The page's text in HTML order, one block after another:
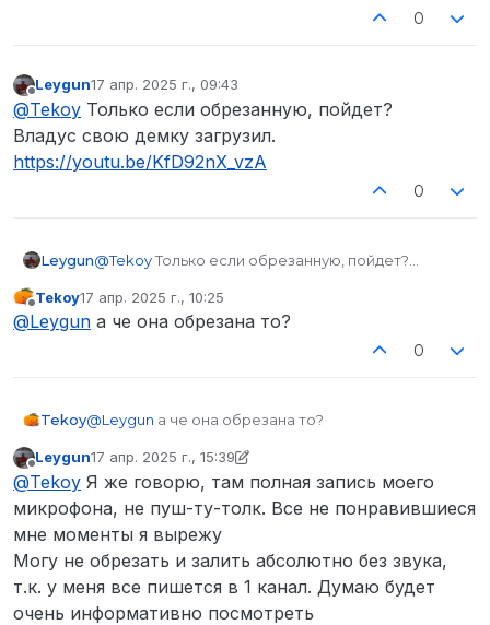
0
Не в сети
Leygun17 апр. 2025 г., 09:43
отредактировано
@Tekoy Только если обрезанную, пойдет?
Владус свою демку загрузил.
https://youtu.be/KfD92nX_vzA
0
Leygun@TekoyТолько если обрезанную, пойдет?
https://youtu.be/KfD92nX_vzA
Не в сети
Tekoy17 апр. 2025 г., 10:25
отредактировано
@Leygun а че она обрезана то?
0
Tekoy@Leygun а че она обрезана то?
Не в сети
Leygun17 апр. 2025 г., 15:39
отредактировано Leygun
@Tekoy Я же говорю, там полная запись моего
микрофона, не пуш-ту-толк. Все не понравившиеся
мне моменты я вырежу
Могу не обрезать и залить абсолютно без звука,
т.к. у меня все пишется в 1 канал. Думаю будет
очень информативно посмотреть